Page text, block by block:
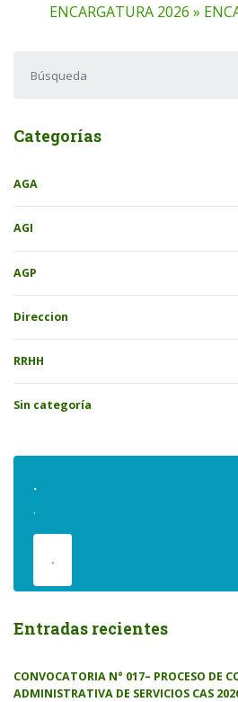
ENCARGATURA 2026 »
Categorías
AGA
AGI
AGP
Direccion
RRHH
Sin categoría
.
.
.
Entradas recientes
CONVOCATORIA N° 017– PROCESO DE
ADMINISTRATIVA DE SERVICIOS CAS